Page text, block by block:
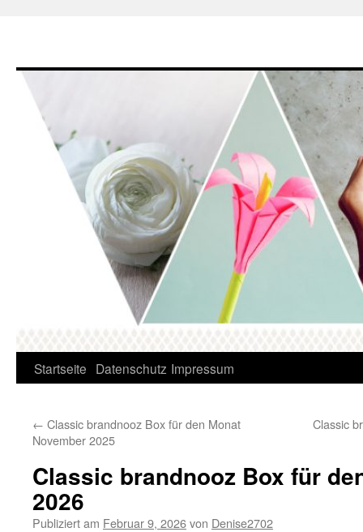
Springe
Inhalt
Startseite Datenschutz Impressum
← Classic brandnooz Box für den Monat
November 2025
Classic
Classic brandnooz Box für
2026
Publiziert am Februar 9, 2026von Denise2702